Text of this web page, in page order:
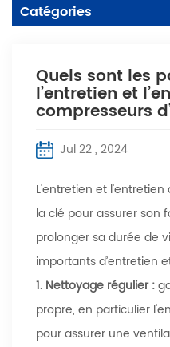
Catégories
Quels sont les
l’entretien et
compresseurs
Jul 22 , 2024
L'entretien et
la clé pour assurer
prolonger sa durée de
importants d’entretien
1. Nettoyage régulier :
propre, en particulier
pour assurer une